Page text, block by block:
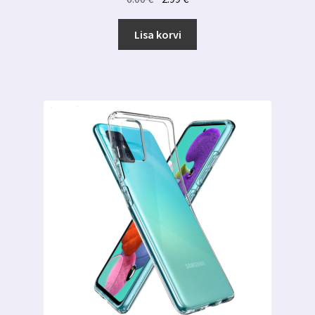
oli:
6.00 €. 2.99 €.
Lisa korvi